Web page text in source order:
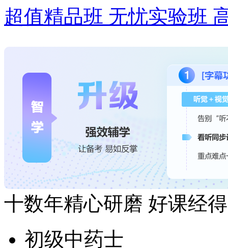
超值精品班 无忧实验班
十数年精心研磨 好课经
初级中药士